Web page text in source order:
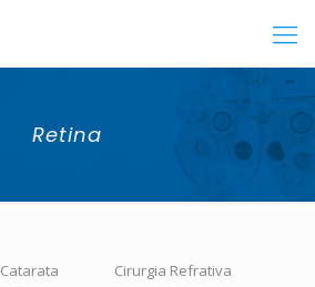
Retina
Catarata Cirurgia Refrativa